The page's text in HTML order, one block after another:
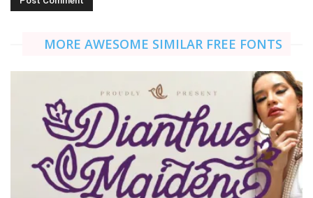
MORE AWESOME SIMILAR FREE FONTS